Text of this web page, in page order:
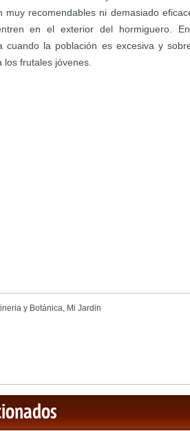
muy recomendables ni demasiado
en el exterior del hormiguero.
cuando la población es excesiva y
frutales jóvenes.
y Botánica, Mi Jardin